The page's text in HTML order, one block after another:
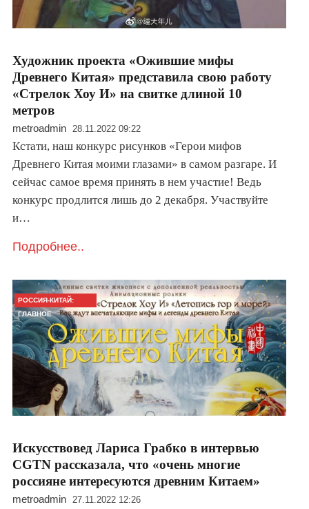
Художник проекта «Ожившие мифы
Древнего Китая» представила свою работу
«Стрелок Хоу И» на свитке длиной 10
метров
metroadmin 28.11.2022 09:22
Кстати, наш конкурс рисунков «Герои мифов
Древнего Китая моими глазами» в самом разгаре. И
сейчас самое время принять в нем участие! Ведь
конкурс продлится лишь до 2 декабря. Участвуйте
и…
Подробнее..
РОССИЯ-КИТАЙ:
ГЛАВНОЕ
Искусствовед Лариса Грабко в интервью
CGTN рассказала, что «очень многие
россияне интересуются древним Китаем»
metroadmin 27.11.2022 12:26